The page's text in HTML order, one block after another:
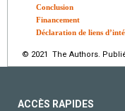
Conclusion
Financement
Déclaration de liens
© 2021 The Authors.
ACCÈS RAPIDES